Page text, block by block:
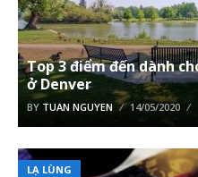
Top 3 điểm đến dành
ở Denver
BY TUAN NGUYEN 14/05/2020
LẠ LÙNG